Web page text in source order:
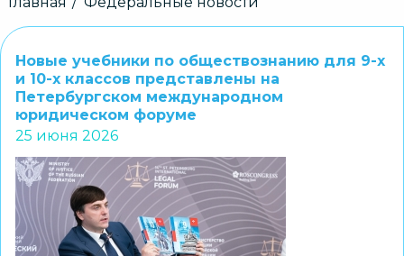
Новые учебники по обществознанию для 9-х
и 10-х классов представлены на
Петербургском международном
юридическом форуме
25 июня 2026